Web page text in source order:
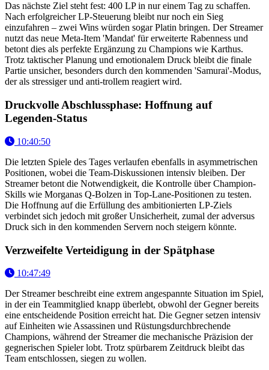
Das nächste Ziel steht fest: 400 LP in nur einem Tag zu schaffen.
Nach erfolgreicher LP-Steuerung bleibt nur noch ein Sieg
einzufahren – zwei Wins würden sogar Platin bringen. Der Streamer
nutzt das neue Meta-Item 'Mandat' für erweiterte Rabenness und
betont dies als perfekte Ergänzung zu Champions wie Karthus.
Trotz taktischer Planung und emotionalem Druck bleibt die finale
Partie unsicher, besonders durch den kommenden 'Samurai'-Modus,
der als stressiger und anti-trollem reagiert wird.
Druckvolle Abschlussphase: Hoffnung auf
Legenden-Status
10:40:50
Die letzten Spiele des Tages verlaufen ebenfalls in asymmetrischen
Positionen, wobei die Team-Diskussionen intensiv bleiben. Der
Streamer betont die Notwendigkeit, die Kontrolle über Champion-
Skills wie Morganas Q-Bolzen in Top-Lane-Positionen zu testen.
Die Hoffnung auf die Erfüllung des ambitionierten LP-Ziels
verbindet sich jedoch mit großer Unsicherheit, zumal der adversus
Druck sich in den kommenden Servern noch steigern könnte.
Verzweifelte Verteidigung in der Spätphase
10:47:49
Der Streamer beschreibt eine extrem angespannte Situation im Spiel,
in der ein Teammitglied knapp überlebt, obwohl der Gegner bereits
eine entscheidende Position erreicht hat. Die Gegner setzen intensiv
auf Einheiten wie Assassinen und Rüstungsdurchbrechende
Champions, während der Streamer die mechanische Präzision der
gegnerischen Spieler lobt. Trotz spürbarem Zeitdruck bleibt das
Team entschlossen, siegen zu wollen.